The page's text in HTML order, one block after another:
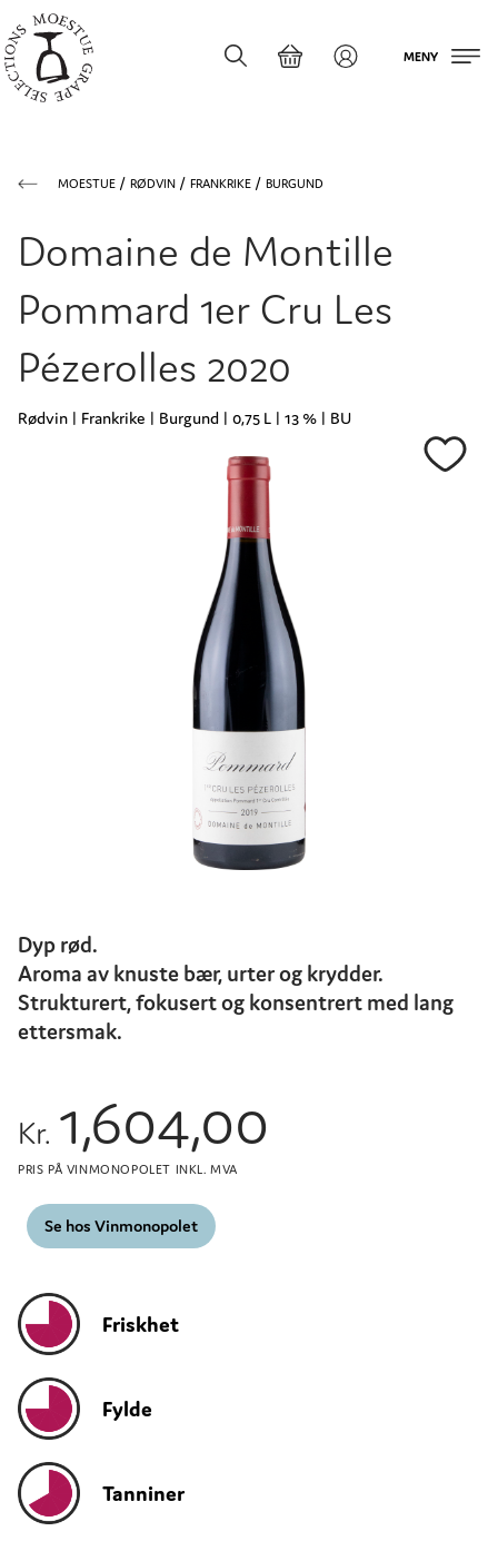
MENY
MOESTUE RØDVIN FRANKRIKE BURGUND
Domaine de Montille
Pommard 1er Cru Les
Pézerolles 2020
Rødvin | Frankrike | Burgund | 0,75 L | 13 % | BU
Dyp rød.
Aroma av knuste bær, urter og krydder.
Strukturert, fokusert og konsentrert med lang
ettersmak.
Kr. 1,604,00
PRIS PÅ VINMONOPOLET INKL. MVA
Se hos Vinmonopolet
Friskhet
Fylde
Tanniner